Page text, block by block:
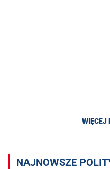
WIĘCEJ
NAJNOWSZE